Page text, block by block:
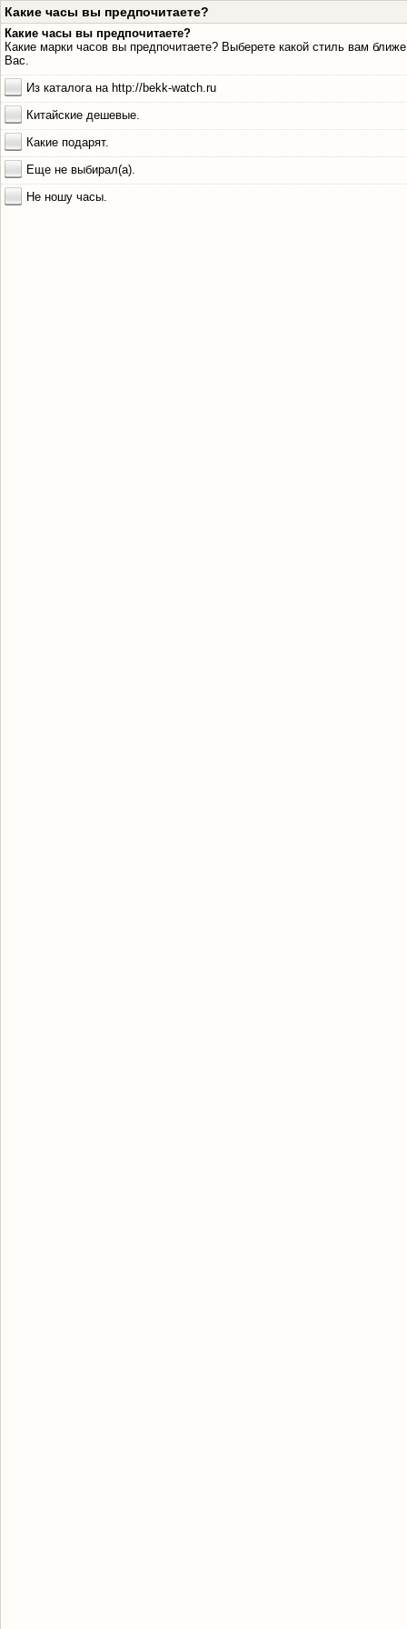
Какие часы вы предпочитаете?
Какие часы вы предпочитаете?
Какие марки часов вы предпочитаете? Выберете какой стиль вам
Вас.
Из каталога на http://bekk-watch.ru
Китайские дешевые.
Какие подарят.
Еще не выбирал(а).
Не ношу часы.